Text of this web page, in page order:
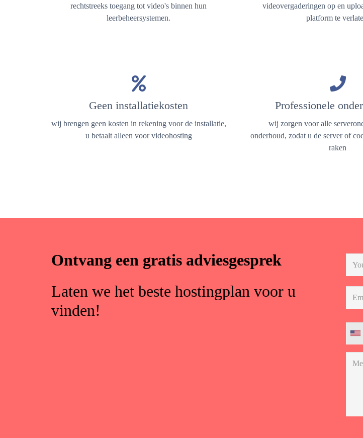
rechtstreeks toegang tot video's binnen hun
leerbeheersystemen.
videovergaderingen op en
platform te
Geen installatiekosten
wij brengen geen kosten in rekening voor de installatie,
u betaalt alleen voor videohosting
Professionele
wij zorgen voor alle
onderhoud, zodat u de server of
raken
Ontvang een gratis adviesgesprek
Laten we het beste hostingplan voor u
vinden!